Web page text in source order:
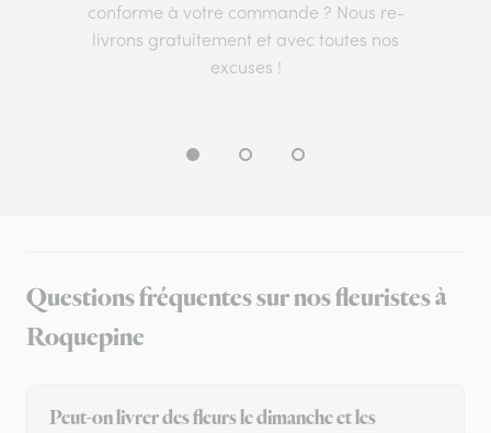
conforme à votre commande ? Nous re-
livrons gratuitement et avec toutes nos
excuses !
Questions fréquentes sur nos fleuristes à
Roquepine
Peut-on livrer des fleurs le dimanche et les